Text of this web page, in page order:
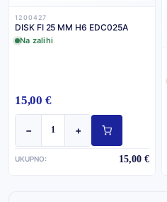
1200427
DISK FI 25 MM H6 EDC025A
Na zalihi
15,00 €
− +
UKUPNO: 15,00 €